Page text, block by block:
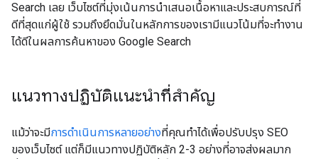
Search เลย เว็บไซต์ที่มุ่งเน้นการนำเสนอเนื้อหาและประสบการณ์ที่
ดีที่สุดแก่ผู้ใช้ รวมถึงยึดมั่นในหลักการของเรามีแนวโน้มที่จะทำงาน
ได้ดีในผลการค้นหาของ Google Search
แนวทางปฏิบัติแนะนำที่สำคัญ
แม้ว่าจะมีการดำเนินการหลายอย่างที่คุณทำได้เพื่อปรับปรุง SEO
ของเว็บไซต์ แต่ก็มีแนวทางปฏิบัติหลัก 2-3 อย่างที่อาจส่งผลมาก